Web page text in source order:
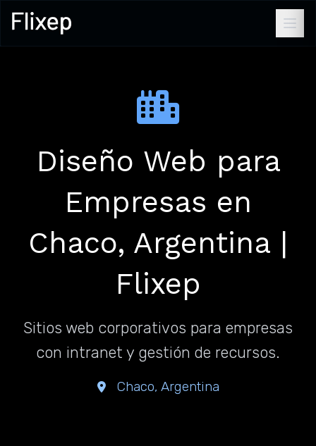
Diseño Web para
Empresas en
Chaco, Argentina |
Flixep
Sitios web corporativos para empresas
con intranet y gestión de recursos.
Chaco, Argentina